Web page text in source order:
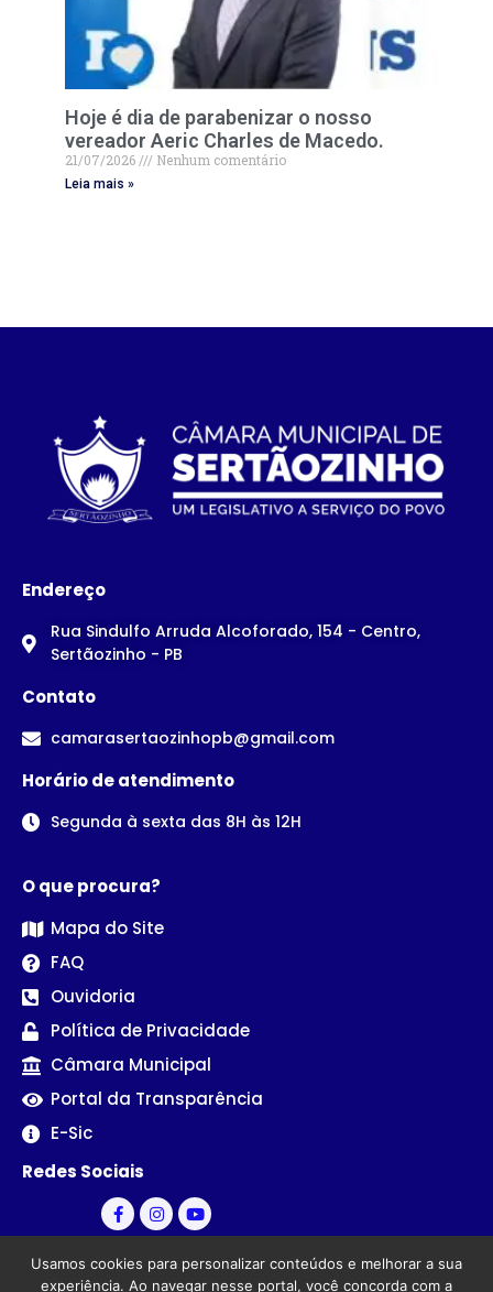
Hoje é dia de parabenizar o nosso
vereador Aeric Charles de Macedo.
21/07/2026 Nenhum comentário
Leia mais »
Endereço
Rua Sindulfo Arruda Alcoforado, 154 - Centro,
Sertãozinho - PB
Contato
camarasertaozinhopb@gmail.com
Horário de atendimento
Segunda à sexta das 8H às 12H
O que procura?
Mapa do Site
FAQ
Ouvidoria
Política de Privacidade
Câmara Municipal
Portal da Transparência
E-Sic
Redes Sociais
Usamos cookies para personalizar conteúdos e melhorar a sua
experiência. Ao navegar nesse portal, você concorda com a